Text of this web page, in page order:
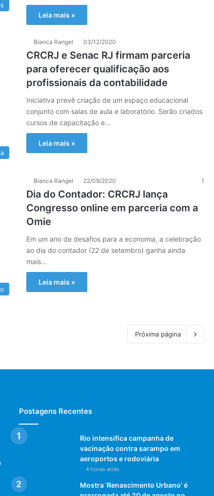
Leia mais »
Bianca Rangel 03/12/2020
CRCRJ e Senac RJ firmam parceria
para oferecer qualificação aos
profissionais da contabilidade
Iniciativa prevê criação de um espaço educacional
conjunto com salas de aula e laboratório. Serão criados
cursos de capacitação e…
Leia mais »
Bianca Rangel 22/09/2020 1
Dia do Contador: CRCRJ lança
Congresso online em parceria com a
Omie
Em um ano de desafios para a economia, a celebração
ao dia do contador (22 de setembro) ganha ainda
mais…
Leia mais »
Próxima página
Postagens Recentes
Rio intensifica campanha de
vacinação contra sarampo em
aeroportos e rodoviária
4 horas atrás
Mostra ‘Renascimento Urbano’ é